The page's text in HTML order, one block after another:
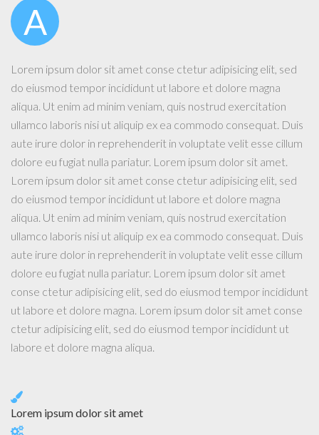
A
Lorem ipsum dolor sit amet conse ctetur adipisicing elit, sed
do eiusmod tempor incididunt ut labore et dolore magna
aliqua. Ut enim ad minim veniam, quis nostrud exercitation
ullamco laboris nisi ut aliquip ex ea commodo consequat. Duis
aute irure dolor in reprehenderit in voluptate velit esse cillum
dolore eu fugiat nulla pariatur. Lorem ipsum dolor sit amet.
Lorem ipsum dolor sit amet conse ctetur adipisicing elit, sed
do eiusmod tempor incididunt ut labore et dolore magna
aliqua. Ut enim ad minim veniam, quis nostrud exercitation
ullamco laboris nisi ut aliquip ex ea commodo consequat. Duis
aute irure dolor in reprehenderit in voluptate velit esse cillum
dolore eu fugiat nulla pariatur. Lorem ipsum dolor sit amet
conse ctetur adipisicing elit, sed do eiusmod tempor incididunt
ut labore et dolore magna. Lorem ipsum dolor sit amet conse
ctetur adipisicing elit, sed do eiusmod tempor incididunt ut
labore et dolore magna aliqua.
Lorem ipsum dolor sit amet